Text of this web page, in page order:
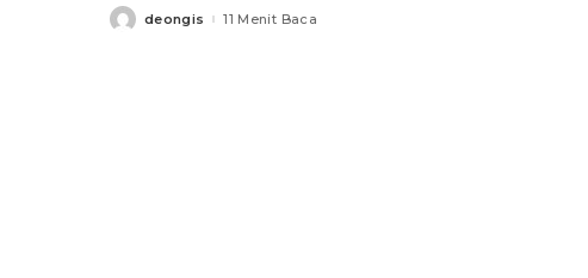
Posteddeongis 11 Menit Baca